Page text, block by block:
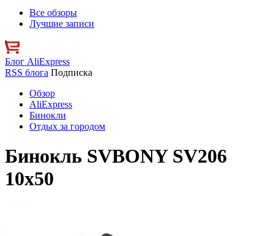
Все обзоры
Лучшие записи
Блог AliExpress
RSS блога Подписка
Обзор
AliExpress
Бинокли
Отдых за городом
Бинокль SVBONY SV206
10х50